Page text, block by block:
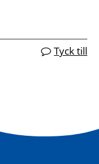
Tyck till